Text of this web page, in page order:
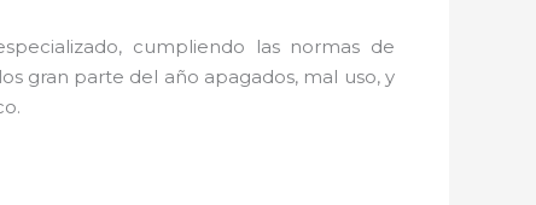
cumpliendo las normas de
gran parte del año apagados, mal uso, y